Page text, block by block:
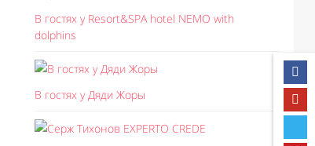
В гостях у Resort&SPA hotel NEMO with
dolphins
В гостях у Дяди Жоры